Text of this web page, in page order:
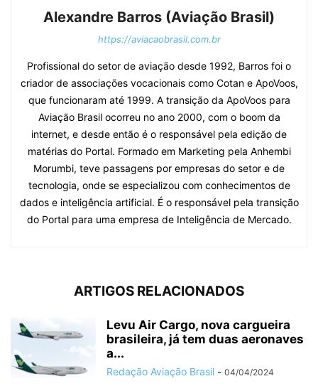
Alexandre Barros (Aviação Brasil)
https://aviacaobrasil.com.br
Profissional do setor de aviação desde 1992, Barros foi o
criador de associações vocacionais como Cotan e ApoVoos,
que funcionaram até 1999. A transição da ApoVoos para
Aviação Brasil ocorreu no ano 2000, com o boom da
internet, e desde então é o responsável pela edição de
matérias do Portal. Formado em Marketing pela Anhembi
Morumbi, teve passagens por empresas do setor e de
tecnologia, onde se especializou com conhecimentos de
dados e inteligência artificial. É o responsável pela transição
do Portal para uma empresa de Inteligência de Mercado.
ARTIGOS RELACIONADOS
Levu Air Cargo, nova cargueira
brasileira, já tem duas aeronaves
a...
Redação Aviação Brasil - 04/04/2024